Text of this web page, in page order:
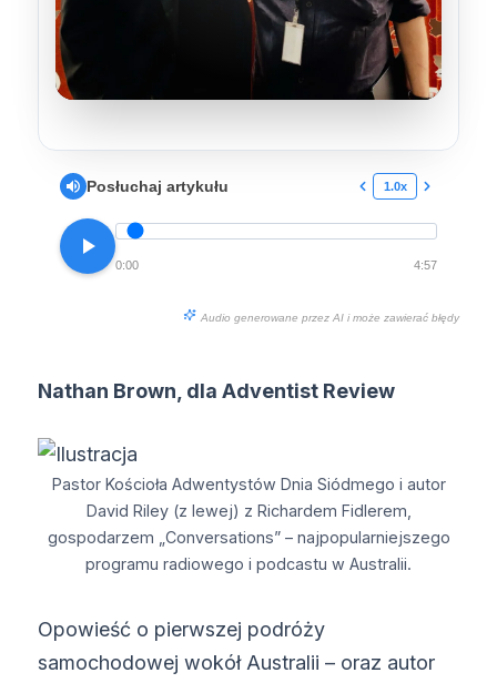
Posłuchaj artykułu 1.0x
0:00 4:57
Audio generowane przez AI i może zawierać błędy
Nathan Brown, dla Adventist Review
Pastor Kościoła Adwentystów Dnia Siódmego i autor
David Riley (z lewej) z Richardem Fidlerem,
gospodarzem „Conversations” – najpopularniejszego
programu radiowego i podcastu w Australii.
Opowieść o pierwszej podróży
samochodowej wokół Australii – oraz autor